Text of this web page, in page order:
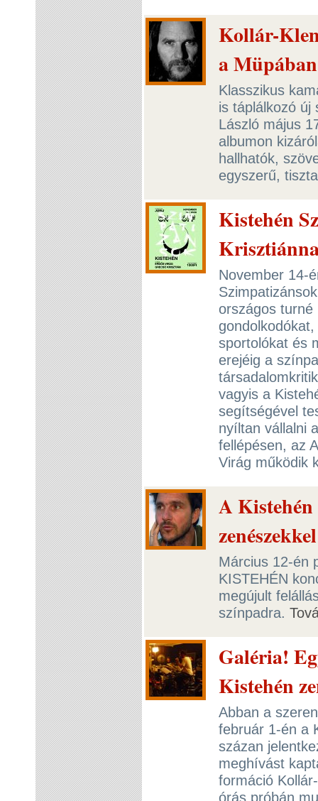
Kollár-
a Müpában
Klasszikus
is táplálkozó új
László május
albumon
hallhatók,
egyszerű,
Kistehén
November 14-
országos
sportolókat és
erejéig a
vagyis a
segítségével
nyíltan vállalni
fellépésen, az
Virág működik
A Kistehén
zenészekkel
Március 12-én
KISTEHÉN
megújult
színpadra.
Galéria!
Kistehén
Abban a
február 1-én a
százan
meghívást
formáció
órás próbán